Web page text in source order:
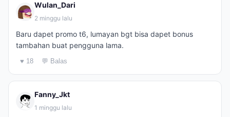
Wulan_Dari
2 minggu lalu
Baru dapet promo t6, lumayan bgt bisa dapet bonus
tambahan buat pengguna lama.
♥ 18 💬 Balas
Fanny_Jkt
1 minggu lalu